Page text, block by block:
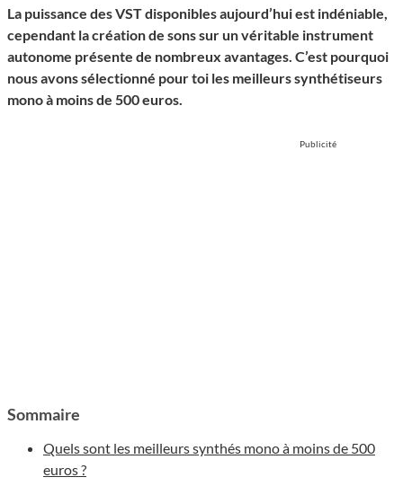
La puissance des VST disponibles aujourd’hui est indéniable,
cependant la création de sons sur un véritable instrument
autonome présente de nombreux avantages. C’est pourquoi
nous avons sélectionné pour toi les meilleurs synthétiseurs
mono à moins de 500 euros.
Publicité
Sommaire
Quels sont les meilleurs synthés mono à moins de 500
euros ?